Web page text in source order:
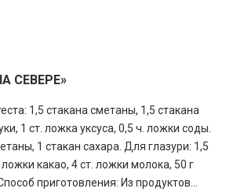
СЕВЕРЕ»
1,5 стакана сметаны, 1,5 стакана
1 ст. ложка уксуса, 0,5 ч. ложки соды.
1 стакан сахара. Для глазури: 1,5
какао, 4 ст. ложки молока, 50 г
приготовления: Из продуктов...